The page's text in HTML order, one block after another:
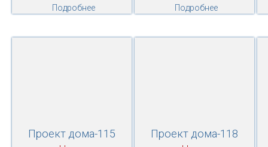
Подробнее
Подробнее
Проект дома-115 Проект дома-118